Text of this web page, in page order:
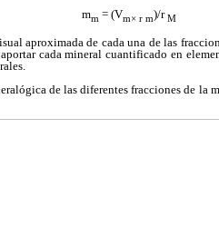
mm = (Vm× r m)/rM
aproximada de cada una de las
cada mineral cuantificado en
de las diferentes fracciones de la